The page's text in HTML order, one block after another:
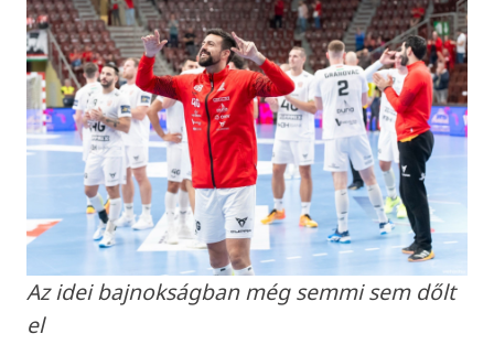
Az idei bajnokságban még semmi sem dőlt
el